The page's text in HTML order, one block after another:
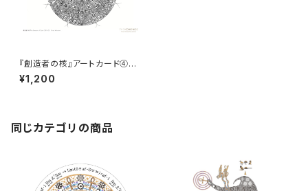
『創造者の核』アートカード④
［中サイズ］
¥1,200
同じカテゴリの商品